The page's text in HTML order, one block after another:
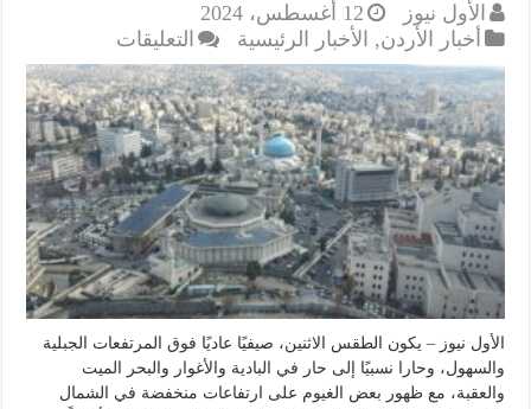
الأول نيوز
12 أغسطس، 2024
أخبار الأردن, الأخبار الرئيسية التعليقات
أجواء
صيفية
معتدلة
الاثنين
وحارة
نسبيا
الثلاثاء
مغلقة
الأول نيوز – يكون الطقس الاثنين، صيفيًا عاديًا فوق المرتفعات الجبلية
والسهول، وحارا نسبيًا إلى حار في البادية والأغوار والبحر الميت
والعقبة، مع ظهور بعض الغيوم على ارتفاعات منخفضة في الشمال